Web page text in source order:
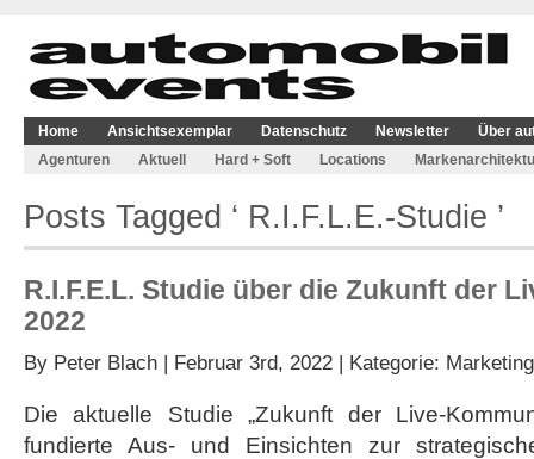
Home Ansichtsexemplar Datenschutz Newsletter
Über
Agenturen
Aktuell Hard + Soft Locations
Posts Tagged ‘ R.I.F.L.E.-Studie ’
R.I.F.E.L. Studie über die Zukunft der
2022
By Peter Blach | Februar 3rd, 2022 | Kategorie: Marketing
Die aktuelle Studie „Zukunft der Live-
fundierte Aus- und Einsichten zur